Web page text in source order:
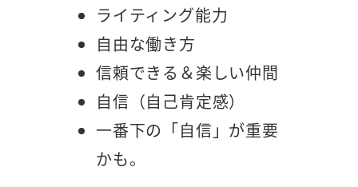
ライティング能力
自由な働き方
信頼できる＆楽しい仲間
自信（自己肯定感）
一番下の「自信」が重要
かも。